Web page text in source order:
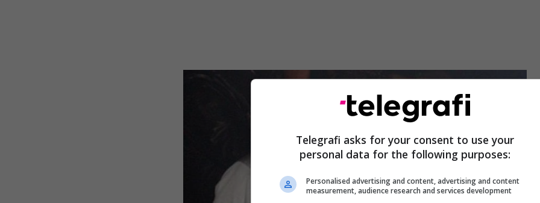
Telegrafi asks for your consent to use your
personal data for the following purposes:
Personalised advertising and content, advertising and content
measurement, audience research and services development